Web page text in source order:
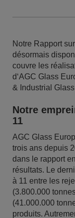
Notre Rapport
désormais
couvre les
d‘AGC Glass
& Industrial
Notre
11
AGC Glass
trois ans depuis
dans le rapport
résultats. Le
à 11 entre les
(3.800.000
(41.000.000
produits.